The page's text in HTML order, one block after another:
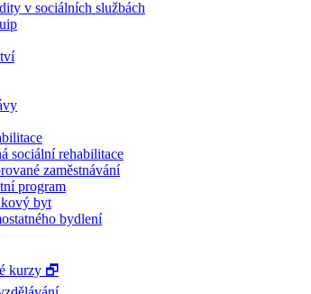
v sociálních službách
sociální rehabilitace
zaměstnávání
program
byt
bydlení
kurzy 🗗